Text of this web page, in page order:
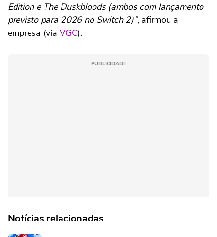
Edition e The Duskbloods (ambos com lançamento
previsto para 2026 no Switch 2)”, afirmou a
empresa (via VGC).
PUBLICIDADE
Notícias relacionadas